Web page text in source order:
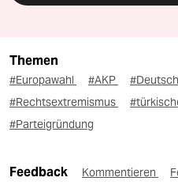
Themen
#Europawahl #AKP
#Rechtsextremismus
#Parteigründung
Feedback Kommentieren